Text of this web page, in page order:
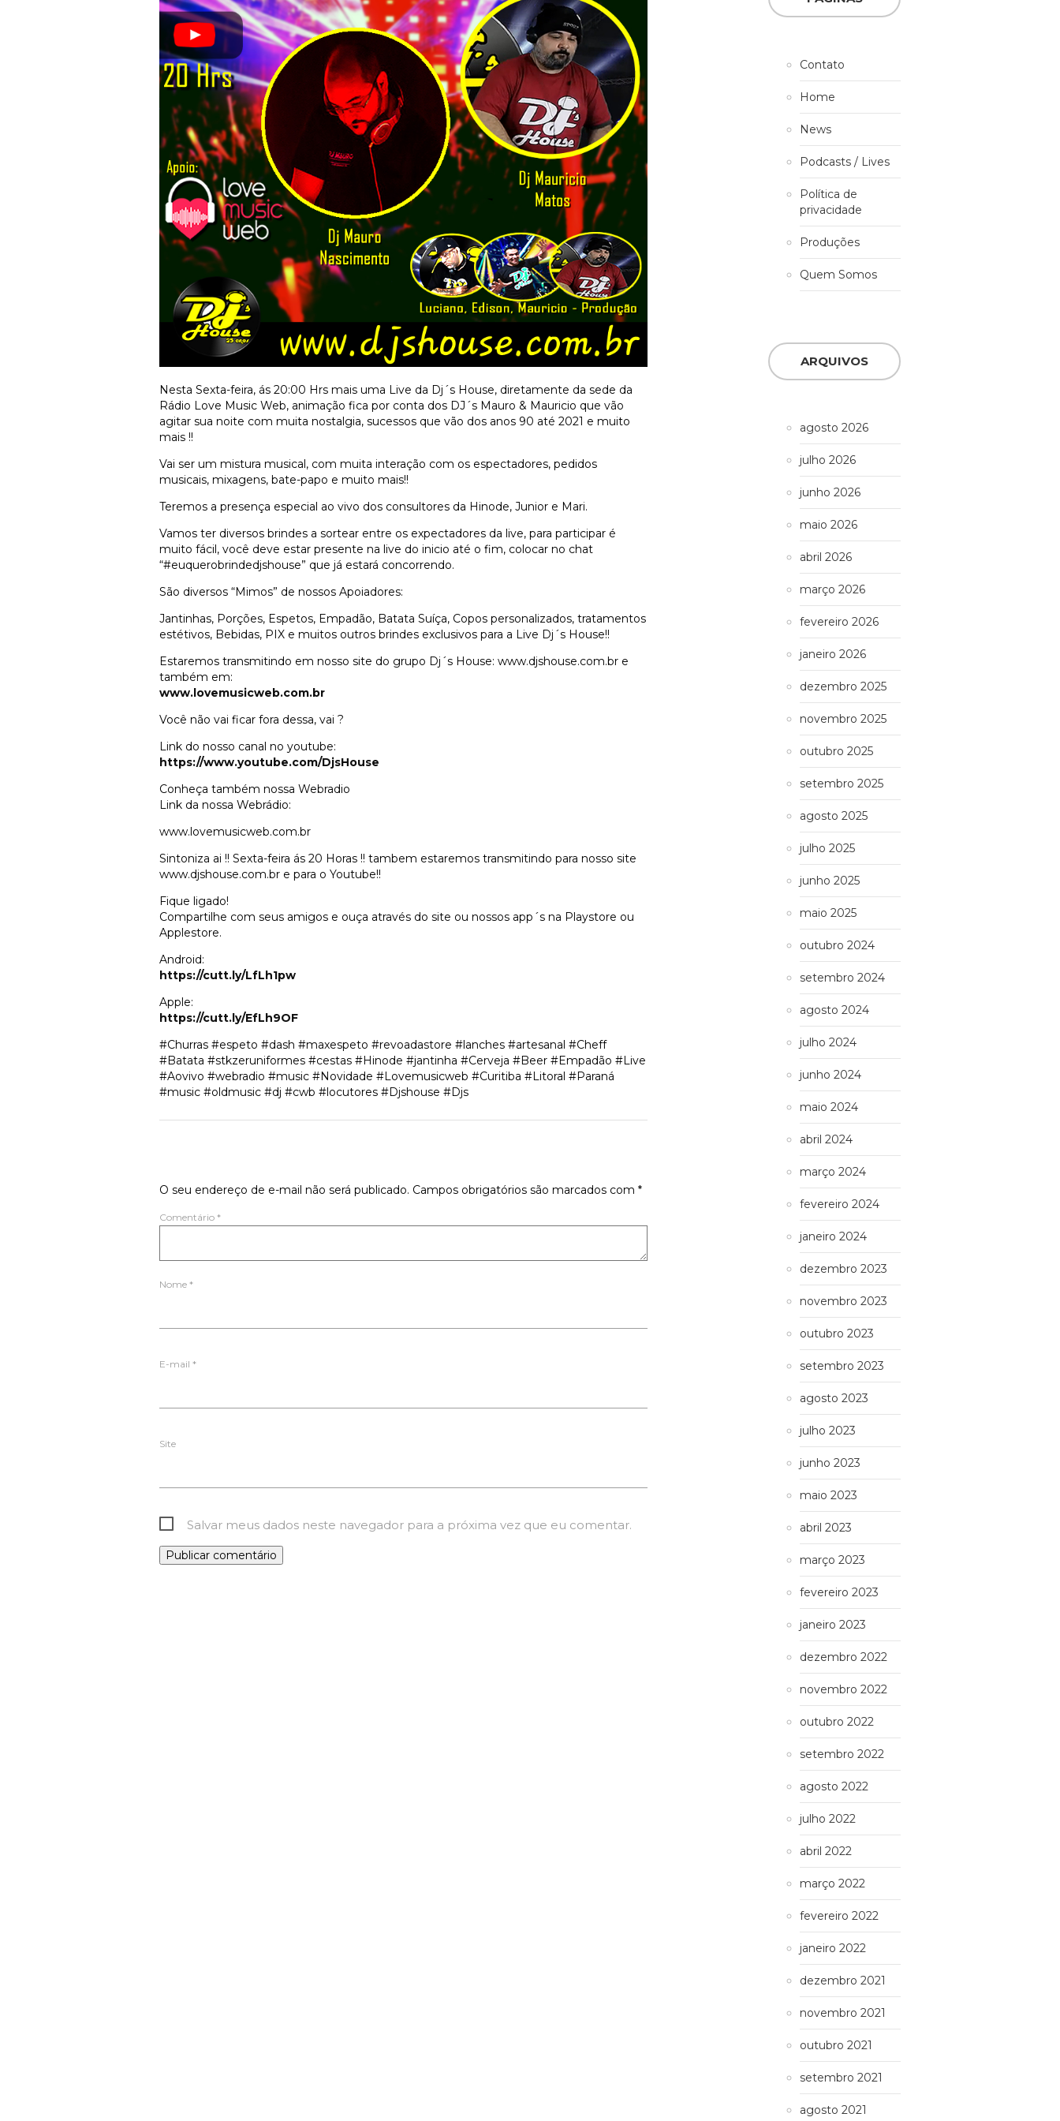
Nesta Sexta-feira, ás 20:00 Hrs mais uma Live da Dj´s House, diretamente da sede da
Rádio Love Music Web, animação fica por conta dos DJ´s Mauro & Mauricio que vão
agitar sua noite com muita nostalgia, sucessos que vão dos anos 90 até 2021 e muito
mais !!
Vai ser um mistura musical, com muita interação com os espectadores, pedidos
musicais, mixagens, bate-papo e muito mais!!
Teremos a presença especial ao vivo dos consultores da Hinode, Junior e Mari.
Vamos ter diversos brindes a sortear entre os expectadores da live, para participar é
muito fácil, você deve estar presente na live do inicio até o fim, colocar no chat
“#euquerobrindedjshouse” que já estará concorrendo.
São diversos “Mimos” de nossos Apoiadores:
Jantinhas, Porções, Espetos, Empadão, Batata Suíça, Copos personalizados, tratamentos
estétivos, Bebidas, PIX e muitos outros brindes exclusivos para a Live Dj´s House!!
Estaremos transmitindo em nosso site do grupo Dj´s House: www.djshouse.com.br e
também em:
www.lovemusicweb.com.br
Você não vai ficar fora dessa, vai ?
Link do nosso canal no youtube:
https://www.youtube.com/DjsHouse
Conheça também nossa Webradio
Link da nossa Webrádio:
www.lovemusicweb.com.br
Sintoniza ai !! Sexta-feira ás 20 Horas !! tambem estaremos transmitindo para nosso site
www.djshouse.com.br e para o Youtube!!
Fique ligado!
Compartilhe com seus amigos e ouça através do site ou nossos app´s na Playstore ou
Applestore.
Android:
https://cutt.ly/LfLh1pw
Apple:
https://cutt.ly/EfLh9OF
#Churras #espeto #dash #maxespeto #revoadastore #lanches #artesanal #Cheff
#Batata #stkzeruniformes #cestas #Hinode #jantinha #Cerveja #Beer #Empadão #Live
#Aovivo #webradio #music #Novidade #Lovemusicweb #Curitiba #Litoral #Paraná
#music #oldmusic #dj #cwb #locutores #Djshouse #Djs
O seu endereço de e-mail não será publicado. Campos obrigatórios são marcados com *
Comentário *
Nome *
E-mail *
Site
Salvar meus dados neste navegador para a próxima vez que eu comentar.
Contato
Home
News
Podcasts / Lives
Política de
privacidade
Produções
Quem Somos
ARQUIVOS
agosto 2026
julho 2026
junho 2026
maio 2026
abril 2026
março 2026
fevereiro 2026
janeiro 2026
dezembro 2025
novembro 2025
outubro 2025
setembro 2025
agosto 2025
julho 2025
junho 2025
maio 2025
outubro 2024
setembro 2024
agosto 2024
julho 2024
junho 2024
maio 2024
abril 2024
março 2024
fevereiro 2024
janeiro 2024
dezembro 2023
novembro 2023
outubro 2023
setembro 2023
agosto 2023
julho 2023
junho 2023
maio 2023
abril 2023
março 2023
fevereiro 2023
janeiro 2023
dezembro 2022
novembro 2022
outubro 2022
setembro 2022
agosto 2022
julho 2022
abril 2022
março 2022
fevereiro 2022
janeiro 2022
dezembro 2021
novembro 2021
outubro 2021
setembro 2021
agosto 2021